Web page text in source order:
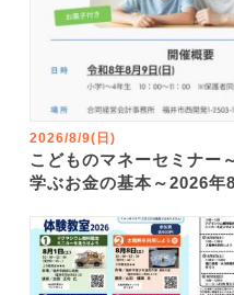
2026/8/9(日)
こどものマネーセミナー
学ぶお金の基本～2026年